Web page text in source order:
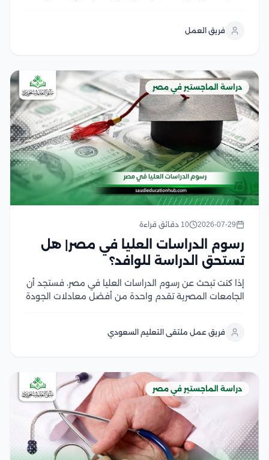
القبول، والوثائق المطلوبة، وآلية التسجيل في الجامعات...
فريق العمل
دراسة الماجستير في مصر
2026-07-29 10 دقائق قراءة
رسوم الدراسات العليا في مصر| هل
تستحق الدراسة للوافد؟
إذا كنت تبحث عن رسوم الدراسات العليا في مصر، فستجد أن
الجامعات المصرية تقدم واحدة من أفضل معادلات الجودة
والتخصص، والدرجة العلمية، مع وجود...
فريق عمل ملتقى التعليم السعودي
دراسة الماجستير في مصر